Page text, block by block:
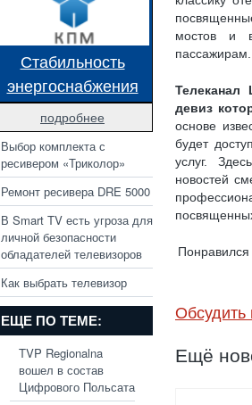
Стабильность
энергоснабжения
подробнее
Выбор комплекта с
ресивером «Триколор»
Ремонт ресивера DRE 5000
В Smart TV есть угроза для
личной безопасности
обладателей телевизоров
Как выбрать телевизор
ЕЩЕ ПО ТЕМЕ:
TVP Regionalna
вошел в состав
Цифрового Польсата
мостов и
Телеканал
девиз
основе
будет
услуг.
новостей
Обсудить
Ещё